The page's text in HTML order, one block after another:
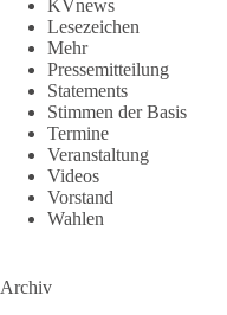
KVnews
Lesezeichen
Mehr
Pressemitteilung
Statements
Stimmen der Basis
Termine
Veranstaltung
Videos
Vorstand
Wahlen
Archiv